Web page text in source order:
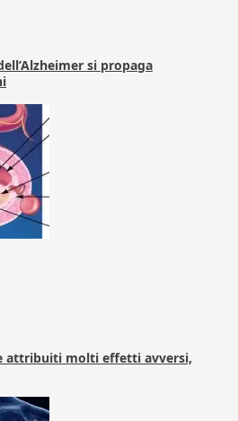
si propaga
attribuiti molti effetti avversi,